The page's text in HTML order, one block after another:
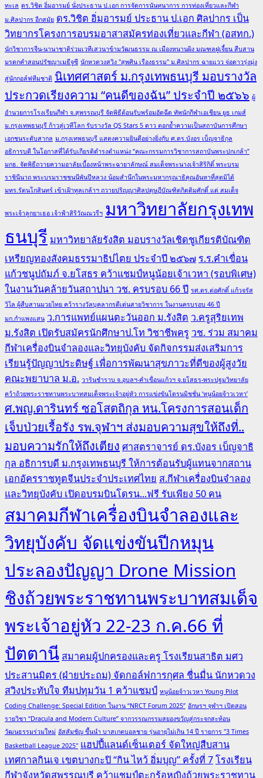
ทะเล ดร.วิชิต อิ่มอารมย์ นั่งประธาน ป.เอก การจัดการนันทนาการ การท่องเที่ยวและกีฬา
ม.ศิลปากร อีกสมัย ดร.วิชิต อิ่มอารมย์ ประธาน ป.เอก ศิลปากร เป็น
วิทยากรโครงการอบรมอาสาสมัครท่องเที่ยวและกีฬา (อสทก.)
นักวิชาการจีน-นานาชาติร่วมเวทีเสวนาข้ามวัฒนธรรม ณ เมืองหนานผิง มณฑลฝูเจี้ยน สืบสาน
มรดกคำสอนปรัชญาเมธีจูซี นักหวดวงสวิง "สุพศิน เรืองธรรม" ม.ศิลปากร ฉายแวว จ่อดาวรุ่งมุ่ง
สู่นักกอล์ฟทีมชาติ นิเทศศาสตร์ ม.กรุงเทพธนบุรี มอบรางวัล
ประกวดเรียงความ “คนดีของฉัน” ประจำปี ๒๕๖๖ ผู้
อำนวยการโรงเรียนกีฬา จ.สุพรรณบุรี จัดพิธีต้อนรับพร้อมอัดฉีด ทัพนักกีฬาเอเชียน ยูธ เกมส์
ม.กรุงเทพธนบุรี ก้าวสู่เวทีโลก รับรางวัล QS Stars 5 ดาว ตอกย้ำความเป็นสถาบันการศึกษา
เอกชนระดับสากล ม.กรุงเทพธนบุรี แสดงความยินดีอย่างยิ่งกับ ศ.ดร.บังอร เบ็ญจาธิกุล
อธิการบดี ในโอกาสที่ได้รับเกียรติดำรงตำแหน่ง “คณะกรรมการวิชาการสถาบันพระปกเกล้า”
มกธ. จัดพิธีถวายความอาลัยเบื้องหน้าพระฉายาลักษณ์ สมเด็จพระนางเจ้าสิริกิติ์ พระบรม
ราชินีนาถ พระบรมราชชนนีพันปีหลวง น้อมสำนึกในพระมหากรุณาธิคุณอันหาที่สุดมิได้
มทร.รัตนโกสินทร์ เข้าเฝ้าทูลเกล้าฯ ถวายปริญญาศิลปดุษฎีบัณฑิตกิตติมศักดิ์ แด่ สมเด็จ
พระเจ้าลูกยาเธอ เจ้าฟ้าสิริวัณณวรีฯ มหาวิทยาลัยกรุงเทพ
ธนบุรี มหาวิทยาลัยรังสิต มอบรางวัลเชิดชูเกียรติบัณฑิต
เหรียญทองสังคมธรรมาธิปไตย ประจำปี ๒๕๖๗ ร.ร.คำเขื่อน
แก้วชนูปถัมภ์ จ.ยโสธร คว้าแชมป์หนูน้อยเจ้าเวหา (รอบพิเศษ)
ในงานวันคล้ายวันสถาปนา วช. ครบรอบ 66 ปี รศ.ดร.ต่อศักดิ์ แก้วจรัส
วิไล ผู้สืบสานมวยไทย คว้ารางวัลบุคลากรดีเด่นสายวิชาการ ในงานครบรอบ 46 ปี
มก.กำแพงแสน ว.การแพทย์แผนตะวันออก ม.รังสิต ว.ครูสุริยเทพ
ม.รังสิต เปิดรับสมัครนักศึกษาป.โท วิชาชีพครู วช. ร่วม สมาคม
กีฬาเครื่องบินจำลองและวิทยุบังคับ จัดกิจกรรมส่งเสริมการ
เรียนรู้ปัญญาประดิษฐ์ เพื่อการพัฒนาสุขภาวะที่ดีของผู้สูงวัย
คณะพยาบาล ม.อ. วารินชำราบ จ.อุบลฯ-คำเขื่อนแก้วฯ จ.ยโสธร-พระปฐมวิทยาลัย
คว้าถ้วยพระราชทานพระบาทสมเด็จพระเจ้าอยู่หัว การแข่งขันโดรนมิชชั่น ‘หนูน้อยจ้าวเวหา’
ศ.พญ.ดารินทร์ ซอโสตถิกุล หน.โครงการสอนเด็ก
เจ็บป่วยเรื้อรัง รพ.จุฬาฯ ส่งมอบความสุขให้ถึงที่..
มอบความรักให้ถึงเตียง ศาสตราจารย์ ดร.บังอร เบ็ญจาธิ
กุล อธิการบดี ม.กรุงเทพธนบุรี ให้การต้อนรับผู้แทนจากสถาน
เอกอัครราชทูตจีนประจำประเทศไทย ส.กีฬาเครื่องบินจำลอง
และวิทยุบังคับ เปิดอบรมบินโดรน...ฟรี รับเพียง 50 คน
สมาคมกีฬาเครื่องบินจำลองและ
วิทยุบังคับ จัดแข่งขันปีกหมุน
ประลองปัญญา Drone Mission
ชิงถ้วยพระราชทานพระบาทสมเด็จ
พระเจ้าอยู่หัว 22-23 ก.ค.66 ที่
ปัตตานี สมาคมผู้ปกครองและครู โรงเรียนสาธิต มศว
ประสานมิตร (ฝ่ายประถม) จัดกอล์ฟการกุศล ชื่นมื่น นักหวดวง
สวิงประทับใจ ทีมปทุมวัน 1 คว้าแชมป์ หนูน้อยจ้าวเวหา Young Pilot
Coding Challenge: Special Edition ในงาน “NRCT Forum 2025” อักษรฯ จุฬาฯ เปิดสอน
รายวิชา “Dracula and Modern Culture” จากวรรณกรรมสยองขวัญสู่กระจกสะท้อน
วัฒนธรรมร่วมใหม่ อัสสัมชัญ ขึ้นนำ บาสเกตบอลชาย รุ่นอายุไม่เกิน 14 ปี รายการ "3 Times
Basketball League 2025" แฮปปี้แลนด์เซ็นเตอร์ จัดใหญ่สืบสาน
เทศกาลกินเจ เขตบางกะปิ “กิน ไหว้ อิ่มบุญ” ครั้งที่ 7โรงเรียน
กีฬาจังหวัดสุพรรณบุรี คว้าแชมป์ตะกร้อหญิงถ้วยพระราชทาน